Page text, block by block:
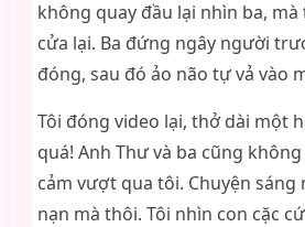
không quay đầu lại nhìn ba,
cửa lại. Ba đứng ngây người
đóng, sau đó ảo não tự vả vào
Tôi đóng video lại, thở dài một
quá! Anh Thư và ba cũng
cảm vượt qua tôi. Chuyện sáng
nạn mà thôi. Tôi nhìn con cặc